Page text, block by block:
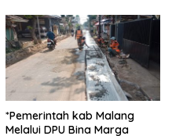
*Pemerintah kab Malang
Melalui DPU Bina Marga